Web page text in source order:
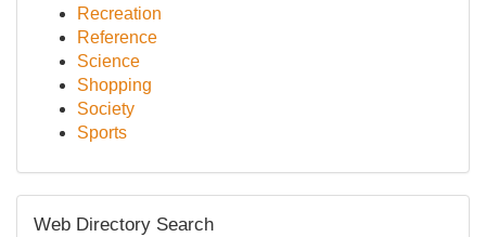
Recreation
Reference
Science
Shopping
Society
Sports
Web Directory Search